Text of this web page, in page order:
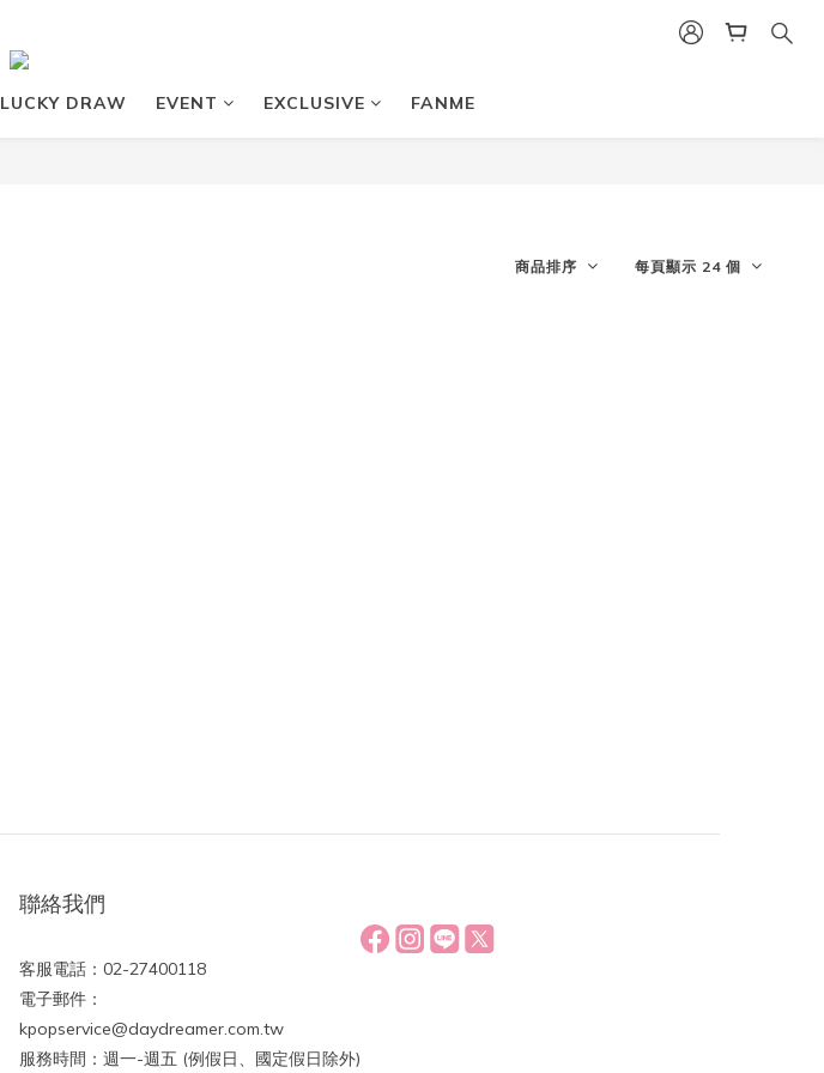
LUCKY DRAW EVENT EXCLUSIVE FANME
商品排序 每頁顯示 24 個
聯絡我們
客服電話：02-27400118
電子郵件：
kpopservice@daydreamer.com.tw
服務時間：週一-週五 (例假日、國定假日除外)